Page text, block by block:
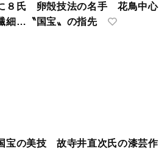
８氏 卵殻技法の名手 花鳥中心
細…〝国宝〟の指先
の美技 故寺井直次氏の漆芸作